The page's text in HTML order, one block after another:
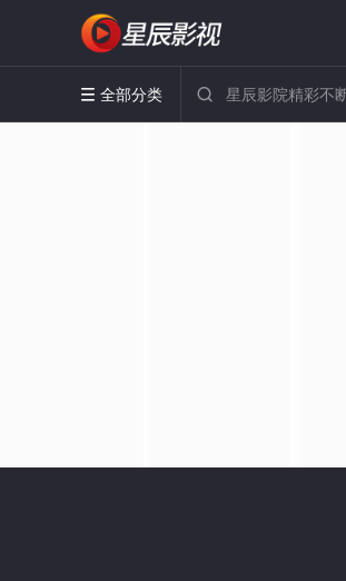
 全部分类 